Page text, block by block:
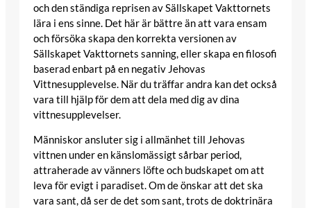
och den ständiga reprisen av Sällskapet Vakttornets
lära i ens sinne. Det här är bättre än att vara ensam
och försöka skapa den korrekta versionen av
Sällskapet Vakttornets sanning, eller skapa en filosofi
baserad enbart på en negativ Jehovas
Vittnesupplevelse. När du träffar andra kan det också
vara till hjälp för dem att dela med dig av dina
vittnesupplevelser.
Människor ansluter sig i allmänhet till Jehovas
vittnen under en känslomässigt sårbar period,
attraherade av vänners löfte och budskapet om att
leva för evigt i paradiset. Om de önskar att det ska
vara sant, då ser de det som sant, trots de doktrinära